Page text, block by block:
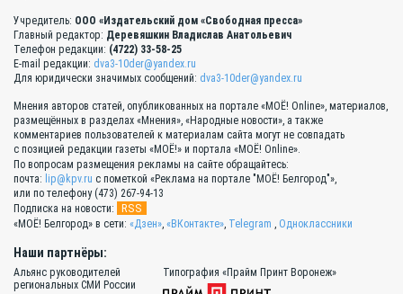
Учредитель: ООО «Издательский дом «Свободная пресса»
Главный редактор: Деревяшкин Владислав Анатольевич
Телефон редакции: (4722) 33-58-25
E-mail редакции: dva3-10der@yandex.ru
Для юридически значимых сообщений: dva3-10der@yandex.ru
Мнения авторов статей, опубликованных на портале «МОЁ! Online», материалов,
размещённых в разделах «Мнения», «Народные новости», а также
комментариев пользователей к материалам сайта могут не совпадать
с позицией редакции газеты «МОЁ!» и портала «МОЁ! Online».
По вопросам размещения рекламы на сайте обращайтесь:
почта: lip@kpv.ru с пометкой «Реклама на портале "МОЁ! Белгород"»,
или по телефону (473) 267-94-13
Подписка на новости:
RSS
«МОЁ! Белгород» в сети: «Дзен», «ВКонтакте», Telegram , Одноклассники
Наши партнёры:
Альянс руководителей
региональных СМИ России
Типография «Прайм Принт Воронеж»